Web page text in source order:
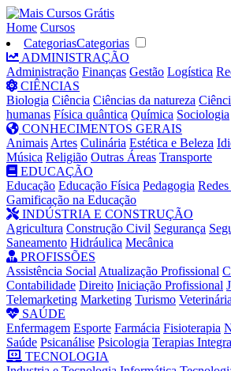
Home Cursos
CategoriasCategorias
ADMINISTRAÇÃO
Administração Finanças Gestão Logística
CIÊNCIAS
Biologia Ciência Ciências da natureza
humanas Física quântica Química Sociologia
CONHECIMENTOS GERAIS
Animais Artes Culinária Estética e Beleza
Música Religião Outras Áreas Transporte
EDUCAÇÃO
Educação Educação Física Pedagogia
Gamificação na Educação
INDÚSTRIA E CONSTRUÇÃO
Agricultura Construção Civil Segurança
Saneamento Hidráulica Mecânica
PROFISSÕES
Assistência Social Atualização Profissional
Contabilidade Direito Iniciação Profissional
Telemarketing Marketing Turismo Veterinária
SAÚDE
Enfermagem Esporte Farmácia Fisioterapia
Saúde Psicanálise Psicologia Terapias
TECNOLOGIA